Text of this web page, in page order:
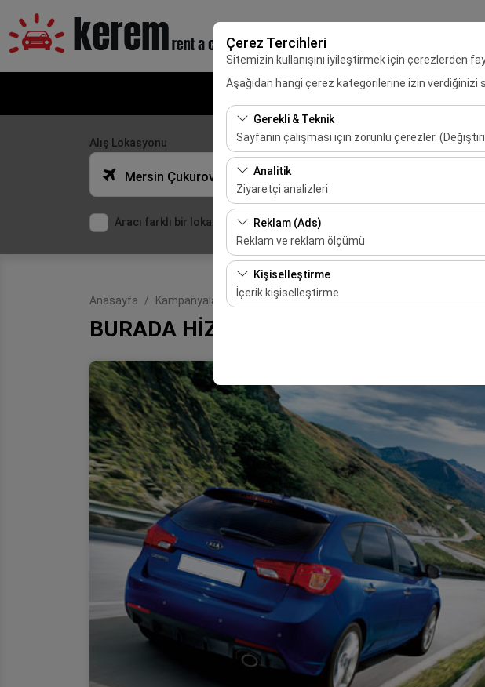
Çerez Tercihleri
Sitemizin kullanışını iyileştirmek için çerezlerden
Aşağıdan hangi çerez kategorilerine izin verdiğinizi
Gerekli & Teknik
Sayfanın çalışması için zorunlu çerezler.
Bu çerezler sitenin doğru şekilde çalışması,
bırakılamaz.
Analitik
Ziyaretçi analizleri
Bu çerezler, sitemizin nasıl kullanıldığını
etmemizi sağlar. Bu veriler, web sitesi
Reklam (Ads)
Reklam ve reklam ölçümü
Bu çerezler, size ilgi alanlarınıza uygun
etkinliğini (gösterim sayısı, tıklama oranı)
Kişiselleştirme
İçerik kişiselleştirme
deneyiminizin tutarlılığını ve sürekliliğini sağlamak
Adana VIP Araç Kiralama Çukurova
Alış Lokasyonu
Mersin Çukurova Uluslararası Havalimanı (Dış Hatlar)
Aracı farklı bir lokasyona bırakacağım
Alış Tarih & Saat
Anasayfa Kampanyalar BURADA HİZMET SİZSİNİZ
BURADA HİZMET SİZSİNİZ